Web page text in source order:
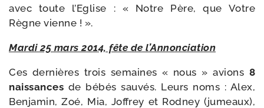
avec toute l’Eglise : « Notre Père, que Votre
Règne vienne ! ».
Mardi 25 mars 2014, fête de l’Annonciation
Ces der­nières trois semaines « nous » avions 8
nais­sances de bébés sau­vés. Leurs noms : Alex,
Benjamin, Zoé, Mia, Joffrey et Rodney (jumeaux),